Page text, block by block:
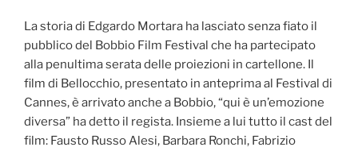
La storia di Edgardo Mortara ha lasciato senza fiato il
pubblico del Bobbio Film Festival che ha partecipato
alla penultima serata delle proiezioni in cartellone. Il
film di Bellocchio, presentato in anteprima al Festival di
Cannes, è arrivato anche a Bobbio, “qui è un’emozione
diversa” ha detto il regista. Insieme a lui tutto il cast del
film: Fausto Russo Alesi, Barbara Ronchi, Fabrizio